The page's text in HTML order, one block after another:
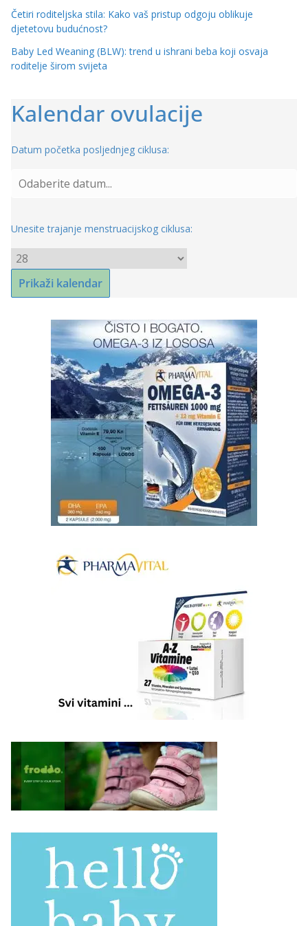
Četiri roditeljska stila: Kako vaš pristup odgoju oblikuje
djetetovu budućnost?
Baby Led Weaning (BLW): trend u ishrani beba koji osvaja
roditelje širom svijeta
Kalendar ovulacije
Datum početka posljednjeg ciklusa:
Unesite trajanje menstruacijskog ciklusa: